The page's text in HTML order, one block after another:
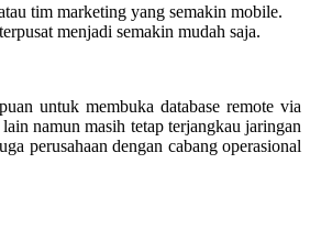
tim marketing yang semakin mobile.
menjadi semakin mudah saja.
untuk membuka database remote via
namun masih tetap terjangkau jaringan
perusahaan dengan cabang operasional